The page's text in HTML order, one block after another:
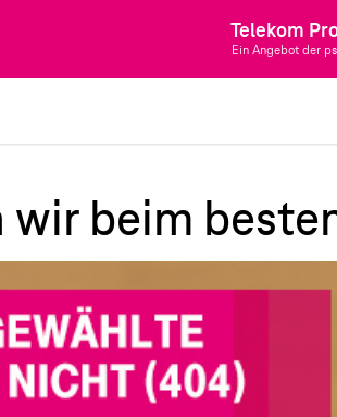
Telekom
Ein Angebot der
wir beim